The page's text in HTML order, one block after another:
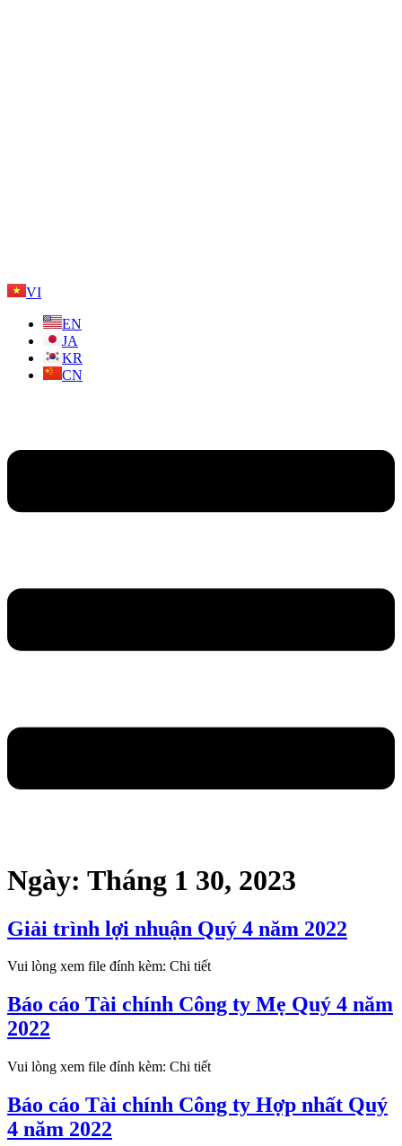
VI
EN
JA
KR
CN
Ngày: Tháng 1 30, 2023
Giải trình lợi nhuận Quý 4 năm 2022
Vui lòng xem file đính kèm: Chi tiết
Báo cáo Tài chính Công ty Mẹ Quý 4 năm
2022
Vui lòng xem file đính kèm: Chi tiết
Báo cáo Tài chính Công ty Hợp nhất Quý
4 năm 2022